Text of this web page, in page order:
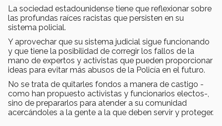
La sociedad estadounidense tiene que reflexionar sobre
las profundas raíces racistas que persisten en su
sistema policial.
Y aprovechar que su sistema judicial sigue funcionando
y que tiene la posibilidad de corregir los fallos de la
mano de expertos y activistas que pueden proporcionar
ideas para evitar más abusos de la Policía en el futuro.
No se trata de quitarles fondos a manera de castigo -
como han propuesto activistas y funcionarios electos-,
sino de prepararlos para atender a su comunidad
acercándoles a la gente a la que deben servir y proteger.